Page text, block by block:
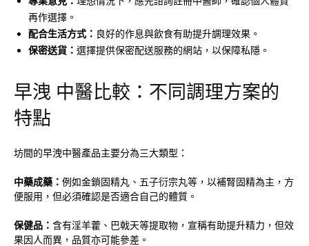
再作選擇。
配合生活方式： 良好的作息與飲食有助提升調理效果。
保密送貨： 選擇提供保密配送服務的網站，以保障私隱。
早洩 中醫比較：不同調理方案的
特點
坊間的早洩中醫產品主要分為三大類型：
中藥成藥： 例如金鎖固精丸、五子衍宗丸等，以補腎固精為主，方
便服用，但必須確認是否適合自己的體質。
保健品： 含有淫羊藿、巴戟天等提取物，宣稱有助提升精力，但效
果因人而異，品質亦可能參差。